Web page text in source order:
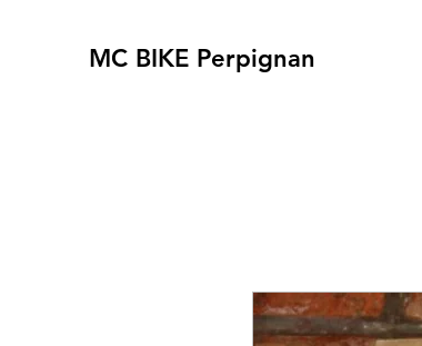
MC BIKE Perpignan